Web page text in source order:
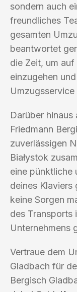
sondern auch
freundliches
gesamten
beantwortet
die Zeit, um
einzugehen
Umzugsservice
Darüber
Friedmann
zuverlässigen
Białystok
eine pünktliche
deines Klaviers
keine Sorgen
des Transports
Unternehmens
Vertraue dem
Gladbach für
Bergisch